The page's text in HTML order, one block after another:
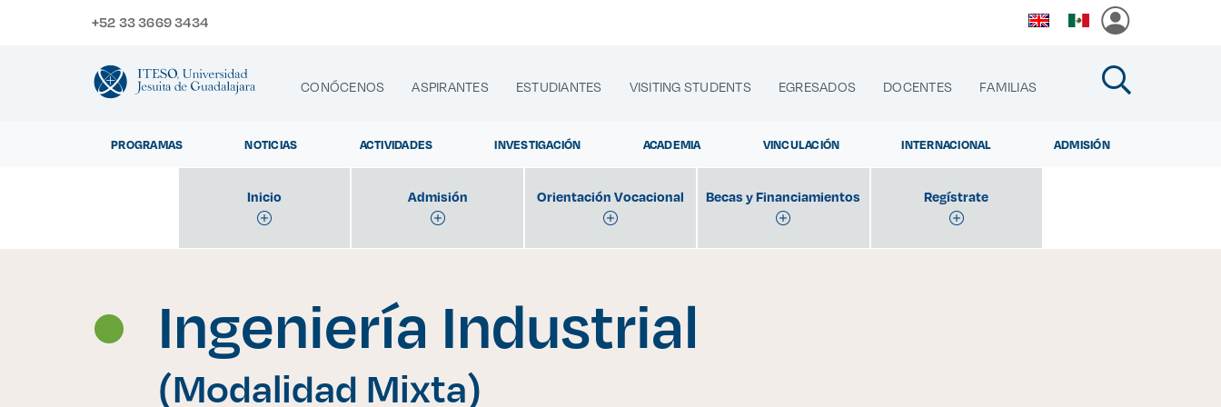
+52 33 3669 3434
CONÓCENOS ASPIRANTES ESTUDIANTES VISITING STUDENTS EGRESADOS DOCENTES FAMILIAS
PROGRAMAS NOTICIAS ACTIVIDADES INVESTIGACIÓN ACADEMIA VINCULACIÓN INTERNACIONAL ADMISIÓN
Agenda Ge |
Inicio Admisión Orientación Vocacional Becas y Financiamientos Regístrate
Ingeniería Industrial
(Modalidad Mixta)